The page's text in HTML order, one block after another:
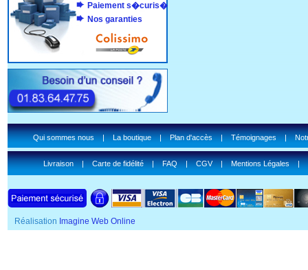
Paiement s�curis�
Nos garanties
Qui sommes nous|La boutique|Plan d'accès|Témoignages|
Livraison|Carte de fidélité|FAQ|CGV|Mentions Légales|
Réalisation Imagine Web Online